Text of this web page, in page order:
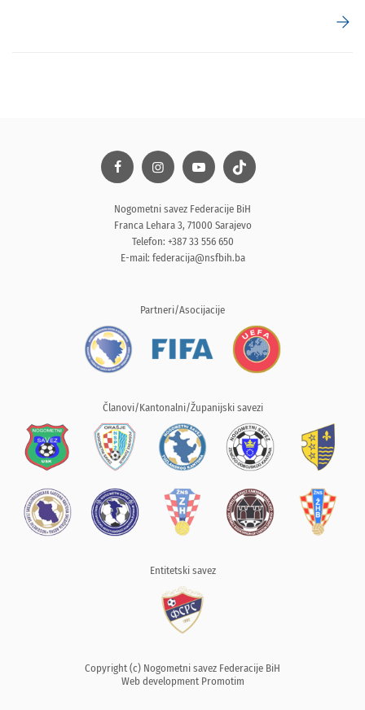
arrow_forward
Nogometni savez Federacije BiH
Franca Lehara 3, 71000 Sarajevo
Telefon: +387 33 556 650
E-mail: federacija@nsfbih.ba
Partneri/Asocijacije
Članovi/Kantonalni/Županijski savezi
Entitetski savez
Copyright (c) Nogometni savez Federacije BiH
Web development Promotim